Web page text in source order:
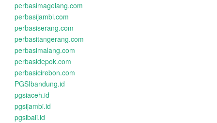
perbasimagelang.com
perbasijambi.com
perbasiserang.com
perbasitangerang.com
perbasimalang.com
perbasidepok.com
perbasicirebon.com
PGSIbandung.id
pgsiaceh.id
pgsijambi.id
pgsibali.id